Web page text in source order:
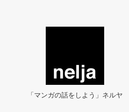
「マンガの話をしよう」ネルヤ